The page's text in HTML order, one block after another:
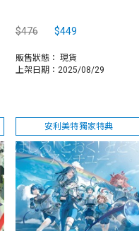
$476 $449
販售狀態： 現貨
上架日期：2025/08/29
安利美特獨家特典